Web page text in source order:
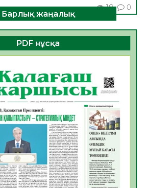
18 0
таныстырылымы өтті
19 0
72,3%-ы жаңа
дауыс беруге дайын
21
– ҚОҒАМ ДАМУЫНА
27
– БІРЛІК ПЕН
БАСТАЙТЫН ҚАДАМ
26
Барлық жаңалық
PDF нұсқа